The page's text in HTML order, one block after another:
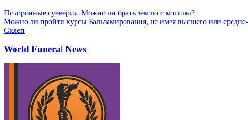
Похоронные суеверия. Можно ли брать землю с могилы?
Можно ли пройти курсы Бальзамирования, не имея высшего или
Склеп
World Funeral News